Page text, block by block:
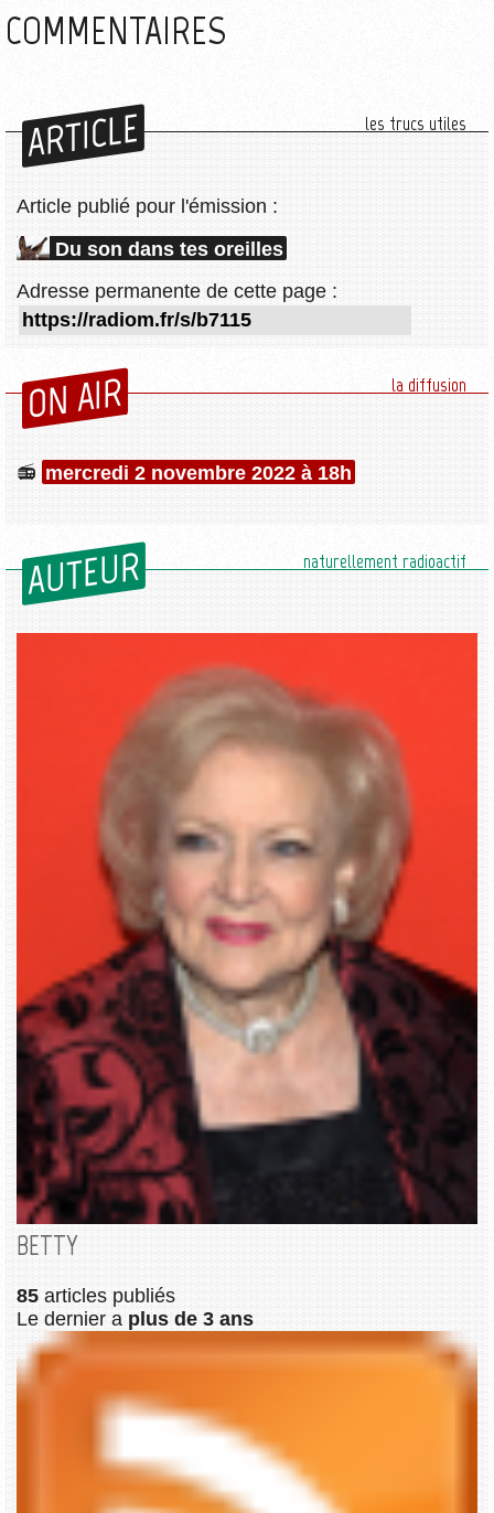
COMMENTAIRES
ARTICLE les trucs utiles
Article publié pour l'émission :
Du son dans tes oreilles
Adresse permanente de cette page :
ON AIR la diffusion
mercredi 2 novembre 2022 à 18h
AUTEUR naturellement radioactif
BETTY
85 articles publiés
Le dernier a plus de 3 ans